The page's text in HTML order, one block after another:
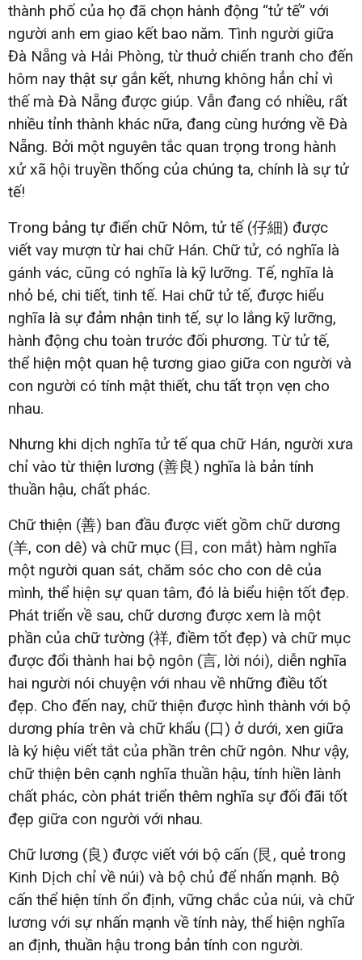
thành phố của họ đã chọn hành động “tử tế” với
người anh em giao kết bao năm. Tình người giữa
Đà Nẵng và Hải Phòng, từ thuở chiến tranh cho đến
hôm nay thật sự gắn kết, nhưng không hẳn chỉ vì
thế mà Đà Nẵng được giúp. Vẫn đang có nhiều, rất
nhiều tỉnh thành khác nữa, đang cùng hướng về Đà
Nẵng. Bởi một nguyên tắc quan trọng trong hành
xử xã hội truyền thống của chúng ta, chính là sự tử
tế!
Trong bảng tự điển chữ Nôm, tử tế (仔細) được
viết vay mượn từ hai chữ Hán. Chữ tử, có nghĩa là
gánh vác, cũng có nghĩa là kỹ lưỡng. Tế, nghĩa là
nhỏ bé, chi tiết, tinh tế. Hai chữ tử tế, được hiểu
nghĩa là sự đảm nhận tinh tế, sự lo lắng kỹ lưỡng,
hành động chu toàn trước đối phương. Từ tử tế,
thể hiện một quan hệ tương giao giữa con người và
con người có tính mật thiết, chu tất trọn vẹn cho
nhau.
Nhưng khi dịch nghĩa tử tế qua chữ Hán, người xưa
chỉ vào từ thiện lương (善良) nghĩa là bản tính
thuần hậu, chất phác.
Chữ thiện (善) ban đầu được viết gồm chữ dương
(羊, con dê) và chữ mục (目, con mắt) hàm nghĩa
một người quan sát, chăm sóc cho con dê của
mình, thể hiện sự quan tâm, đó là biểu hiện tốt đẹp.
Phát triển về sau, chữ dương được xem là một
phần của chữ tường (祥, điềm tốt đẹp) và chữ mục
được đổi thành hai bộ ngôn (言, lời nói), diễn nghĩa
hai người nói chuyện với nhau về những điều tốt
đẹp. Cho đến nay, chữ thiện được hình thành với bộ
dương phía trên và chữ khẩu (口) ở dưới, xen giữa
là ký hiệu viết tắt của phần trên chữ ngôn. Như vậy,
chữ thiện bên cạnh nghĩa thuần hậu, tính hiền lành
chất phác, còn phát triển thêm nghĩa sự đối đãi tốt
đẹp giữa con người với nhau.
Chữ lương (良) được viết với bộ cấn (艮, quẻ trong
Kinh Dịch chỉ về núi) và bộ chủ để nhấn mạnh. Bộ
cấn thể hiện tính ổn định, vững chắc của núi, và chữ
lương với sự nhấn mạnh về tính này, thể hiện nghĩa
an định, thuần hậu trong bản tính con người.